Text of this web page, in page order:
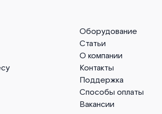
Оборудование
Статьи
О компании
Контакты
Поддержка
Способы оплаты
Вакансии